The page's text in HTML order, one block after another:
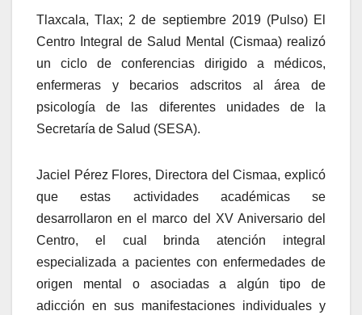
Tlaxcala, Tlax; 2 de septiembre 2019 (Pulso) El
Centro Integral de Salud Mental (Cismaa) realizó
un ciclo de conferencias dirigido a médicos,
enfermeras y becarios adscritos al área de
psicología de las diferentes unidades de la
Secretaría de Salud (SESA).
Jaciel Pérez Flores, Directora del Cismaa, explicó
que estas actividades académicas se
desarrollaron en el marco del XV Aniversario del
Centro, el cual brinda atención integral
especializada a pacientes con enfermedades de
origen mental o asociadas a algún tipo de
adicción en sus manifestaciones individuales y